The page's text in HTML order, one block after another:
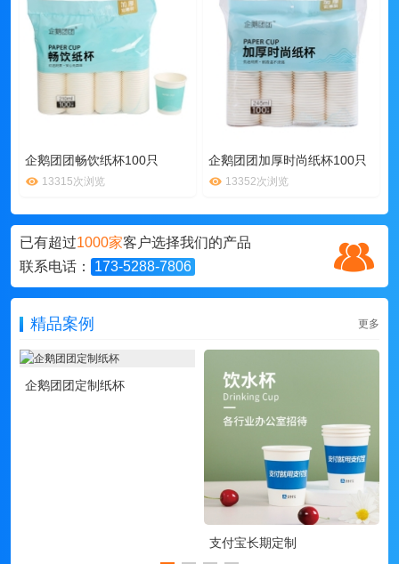
企鹅团团畅饮纸杯100只
13315次浏览
企鹅团团加厚时尚纸杯100只
13352次浏览
已有超过1000家客户选择我们的产品
联系电话：
173-5288-7806
精品案例 更多
企鹅团团定制纸杯
支付宝长期定制